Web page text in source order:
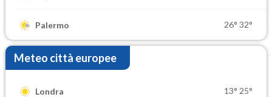
Palermo 26° 32°
Meteo città europee
Londra 13° 25°